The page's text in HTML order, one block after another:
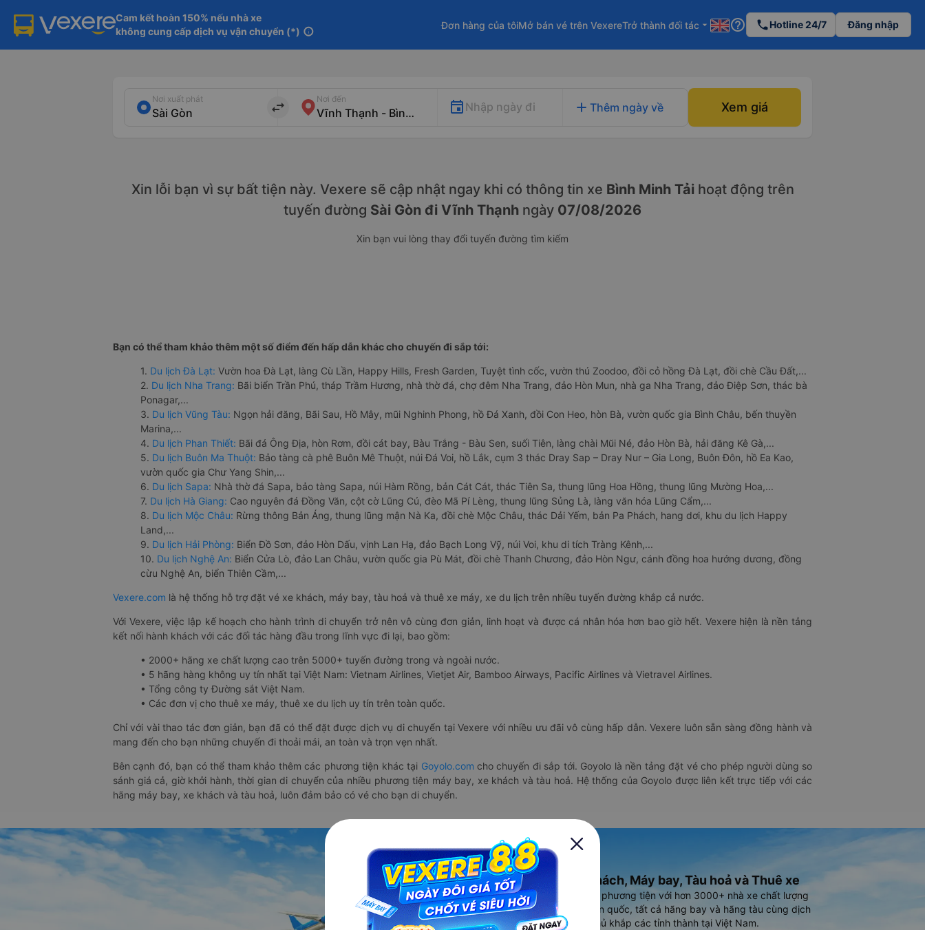
Cam kết hoàn 150% nếu nhà xe
không cung cấp dịch vụ vận chuyển (*) info
Đơn hàng của tôiMở bán vé trên VexereTrở thành đối tác arrow_drop_down help_outline phoneHotline 24/7 Đăng nhập
Nơi xuất phát
import_export
Nơi đến
Nhập ngày đi add Thêm ngày về Xem giá
Xin lỗi bạn vì sự bất tiện này. Vexere sẽ cập nhật ngay khi có thông tin xe Bình Minh Tải hoạt động trên
tuyến đường Sài Gòn đi Vĩnh Thạnh ngày 07/08/2026
Xin bạn vui lòng thay đổi tuyến đường tìm kiếm
Bạn có thể tham khảo thêm một số điểm đến hấp dẫn khác cho chuyến đi sắp tới:
1. Du lịch Đà Lạt: Vườn hoa Đà Lạt, làng Cù Lần, Happy Hills, Fresh Garden, Tuyệt tình cốc, vườn thú Zoodoo, đồi cỏ hồng Đà Lạt, đồi chè Cầu Đất,...
2. Du lịch Nha Trang: Bãi biển Trần Phú, tháp Trầm Hương, nhà thờ đá, chợ đêm Nha Trang, đảo Hòn Mun, nhà ga Nha Trang, đảo Điệp Sơn, thác bà
Ponagar,...
3. Du lịch Vũng Tàu: Ngọn hải đăng, Bãi Sau, Hồ Mây, mũi Nghinh Phong, hồ Đá Xanh, đồi Con Heo, hòn Bà, vườn quốc gia Bình Châu, bến thuyền
Marina,...
4. Du lịch Phan Thiết: Bãi đá Ông Địa, hòn Rơm, đồi cát bay, Bàu Trắng - Bàu Sen, suối Tiên, làng chài Mũi Né, đảo Hòn Bà, hải đăng Kê Gà,...
5. Du lịch Buôn Ma Thuột: Bảo tàng cà phê Buôn Mê Thuột, núi Đá Voi, hồ Lắk, cụm 3 thác Dray Sap – Dray Nur – Gia Long, Buôn Đôn, hồ Ea Kao,
vườn quốc gia Chư Yang Shin,...
6. Du lịch Sapa: Nhà thờ đá Sapa, bảo tàng Sapa, núi Hàm Rồng, bản Cát Cát, thác Tiên Sa, thung lũng Hoa Hồng, thung lũng Mường Hoa,...
7. Du lịch Hà Giang: Cao nguyên đá Đồng Văn, cột cờ Lũng Cú, đèo Mã Pí Lèng, thung lũng Sủng Là, làng văn hóa Lũng Cẩm,...
8. Du lịch Mộc Châu: Rừng thông Bản Áng, thung lũng mận Nà Ka, đồi chè Mộc Châu, thác Dải Yếm, bản Pa Phách, hang dơi, khu du lịch Happy
Land,...
9. Du lịch Hải Phòng: Biển Đồ Sơn, đảo Hòn Dấu, vịnh Lan Hạ, đảo Bạch Long Vỹ, núi Voi, khu di tích Tràng Kênh,...
10. Du lịch Nghệ An: Biển Cửa Lò, đảo Lan Châu, vườn quốc gia Pù Mát, đồi chè Thanh Chương, đảo Hòn Ngư, cánh đồng hoa hướng dương, đồng
cừu Nghệ An, biển Thiên Cầm,...
Vexere.com là hệ thống hỗ trợ đặt vé xe khách, máy bay, tàu hoả và thuê xe máy, xe du lịch trên nhiều tuyến đường khắp cả nước.
Với Vexere, việc lập kế hoạch cho hành trình di chuyển trở nên vô cùng đơn giản, linh hoạt và được cá nhân hóa hơn bao giờ hết. Vexere hiện là nền tảng
kết nối hành khách với các đối tác hàng đầu trong lĩnh vực đi lại, bao gồm:
• 2000+ hãng xe chất lượng cao trên 5000+ tuyến đường trong và ngoài nước.
• 5 hãng hàng không uy tín nhất tại Việt Nam: Vietnam Airlines, Vietjet Air, Bamboo Airways, Pacific Airlines và Vietravel Airlines.
• Tổng công ty Đường sắt Việt Nam.
• Các đơn vị cho thuê xe máy, thuê xe du lịch uy tín trên toàn quốc.
Chỉ với vài thao tác đơn giản, bạn đã có thể đặt được dịch vụ di chuyển tại Vexere với nhiều ưu đãi vô cùng hấp dẫn. Vexere luôn sẵn sàng đồng hành và
mang đến cho bạn những chuyến đi thoải mái, an toàn và trọn vẹn nhất.
Bên cạnh đó, bạn có thể tham khảo thêm các phương tiện khác tại Goyolo.com cho chuyến đi sắp tới. Goyolo là nền tảng đặt vé cho phép người dùng so
sánh giá cả, giờ khởi hành, thời gian di chuyển của nhiều phương tiện máy bay, xe khách và tàu hoả. Hệ thống của Goyolo được liên kết trực tiếp với các
hãng máy bay, xe khách và tàu hoả, luôn đảm bảo có vé cho bạn di chuyển.
Ứng dụng đặt vé Xe khách, Máy bay, Tàu hoả và Thuê xe
Vexere - ứng dụng đặt vé đa phương tiện với hơn 3000+ nhà xe chất lượng
cao, 5000+ tuyến đường toàn quốc, tất cả hãng bay và hãng tàu cùng dịch
vụ thuê xe máy, xe du lịch phủ khắp các tỉnh thành tại Việt Nam.